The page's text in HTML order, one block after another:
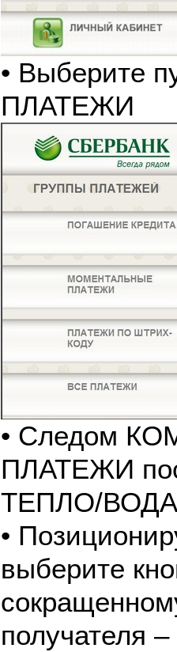
• Выберите
ПЛАТЕЖИ
• Следом
ПЛАТЕЖИ
ТЕПЛО/
•
выберите
получателя